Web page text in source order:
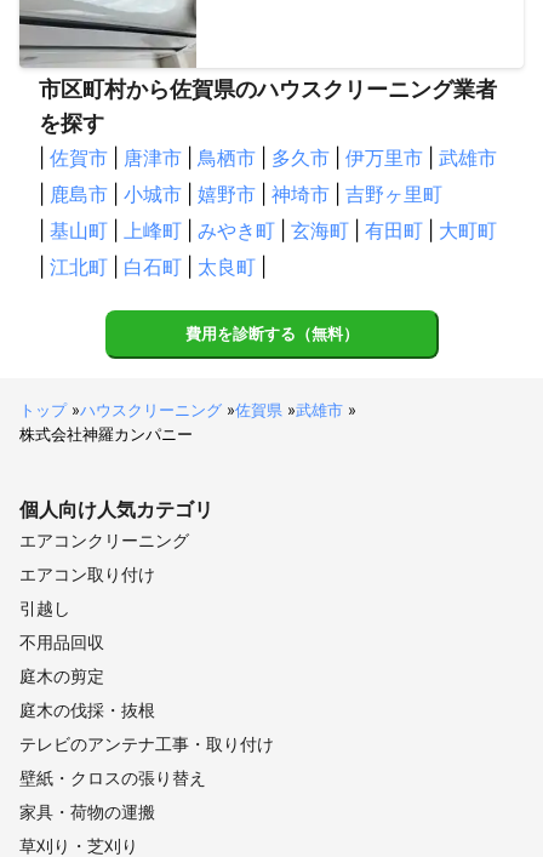
市区町村から佐賀県のハウスクリーニング業者
を探す
佐賀市 唐津市 鳥栖市 多久市 伊万里市
武雄市
鹿島市 小城市 嬉野市 神埼市
吉野ヶ里町
基山町 上峰町 みやき町 玄海町 有田町
大町町
江北町 白石町 太良町
費用を診断する（無料）
トップ»ハウスクリーニング »佐賀県 »武雄市 »
株式会社神羅カンパニー
個人向け人気カテゴリ
エアコンクリーニング
エアコン取り付け
引越し
不用品回収
庭木の剪定
庭木の伐採・抜根
テレビのアンテナ工事・取り付け
壁紙・クロスの張り替え
家具・荷物の運搬
草刈り・芝刈り